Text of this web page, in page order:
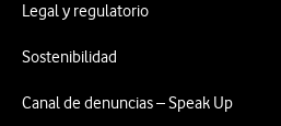
Legal y regulatorio
Sostenibilidad
Canal de denuncias – Speak Up